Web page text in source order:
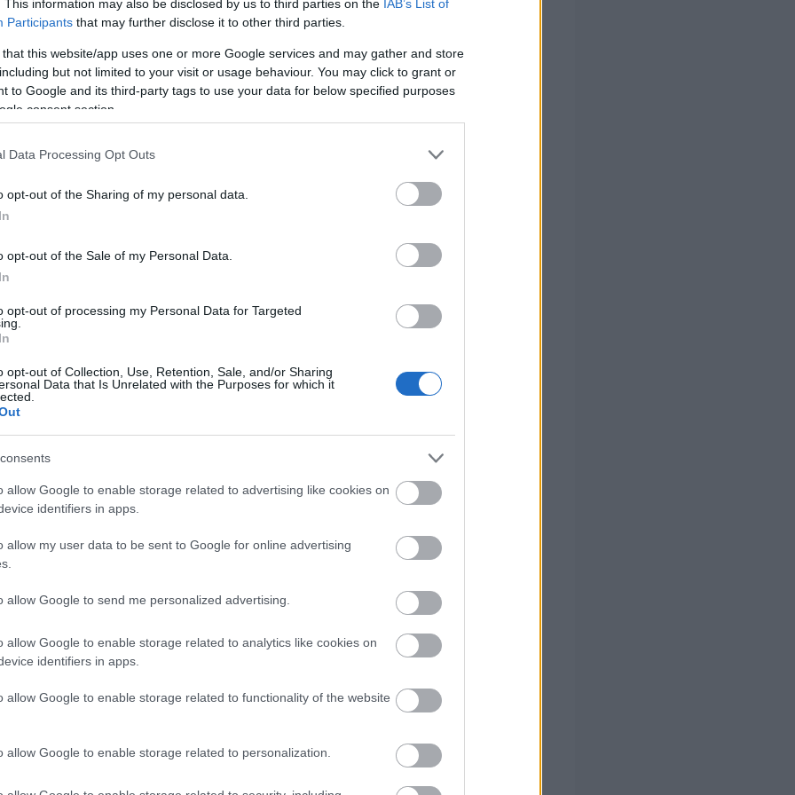
This information may also be disclosed by us to third parties on the IAB’s List of
Participants that may further disclose it to other third parties.
that this website/app uses one or more Google services and may gather and store
but not limited to your visit or usage behaviour. You may click to grant or
to Google and its third-party tags to use your data for below specified purposes
consent section.
Data Processing Opt Outs
opt-out of the Sharing of my personal data.
opt-out of the Sale of my Personal Data.
opt-out of processing my Personal Data for Targeted
opt-out of Collection, Use, Retention, Sale, and/or Sharing
Data that Is Unrelated with the Purposes for which it
allow Google to enable storage related to advertising like cookies on
identifiers in apps.
allow my user data to be sent to Google for online advertising
allow Google to send me personalized advertising.
allow Google to enable storage related to analytics like cookies on
identifiers in apps.
allow Google to enable storage related to functionality of the website
allow Google to enable storage related to personalization.
που έχουν αναρτηθεί, ενώ επισημαίνεται ότι, για λόγους προστασίας
οι υποψήφιοι που δεν κρίθηκαν επιλέξιμοι εμφανίζονται
τον Αριθμό Μητρώου (Α.Μ.) τους.
του πίνακα
Εθνικό Τυπογραφείο, σηματοδοτώντας την είσοδο της διαδικασίας
Στη συνέχεια, οι δήμοι καλούνται να προχωρήσουν στις
ορκωμοσία και η ανάληψη καθηκόντων των νέων δημοτικών
αποτελεί ουσιαστική ενίσχυση για την Τοπική Αυτοδιοίκηση, η οποία
της Δημοτικής Αστυνομίας ήδη από το 2024, ώστε να
αποτελεσματικότερα στις αυξημένες αρμοδιότητες και
τα ονόματα για τη
Αγγλικών σε μόνο 2 ημέρες στα χέρια σας